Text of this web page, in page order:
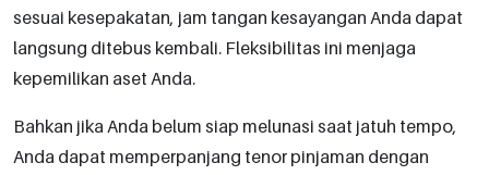
sesuai kesepakatan, jam tangan kesayangan Anda dapat
langsung ditebus kembali. Fleksibilitas ini menjaga
kepemilikan aset Anda.
Bahkan jika Anda belum siap melunasi saat jatuh tempo,
Anda dapat memperpanjang tenor pinjaman dengan